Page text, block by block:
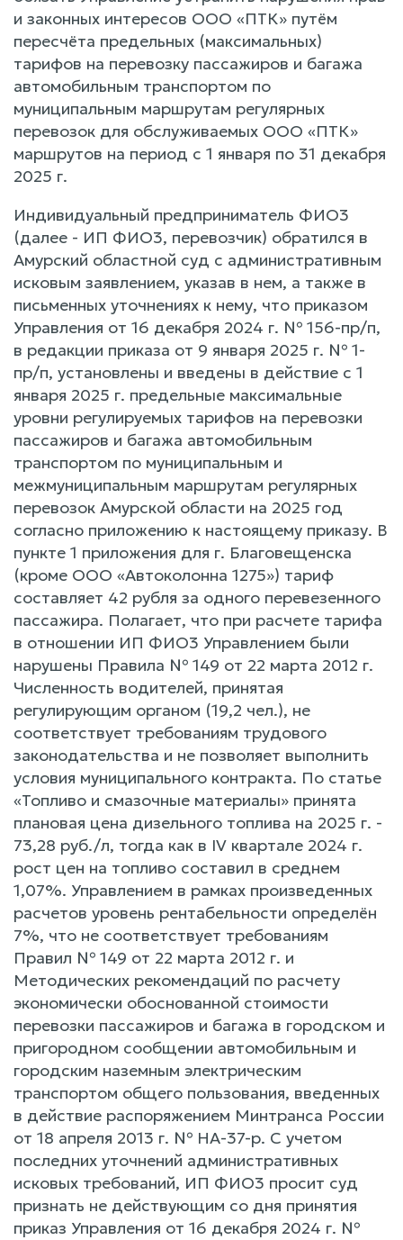
и законных интересов ООО «ПТК» путём
пересчёта предельных (максимальных)
тарифов на перевозку пассажиров и багажа
автомобильным транспортом по
муниципальным маршрутам регулярных
перевозок для обслуживаемых ООО «ПТК»
маршрутов на период c 1 января по 31 декабря
2025 г.
Индивидуальный предприниматель ФИО3
(далее - ИП ФИО3, перевозчик) обратился в
Амурский областной суд с административным
исковым заявлением, указав в нем, а также в
письменных уточнениях к нему, что приказом
Управления от 16 декабря 2024 г. № 156-пр/п,
в редакции приказа от 9 января 2025 г. № 1-
пр/п, установлены и введены в действие с 1
января 2025 г. предельные максимальные
уровни регулируемых тарифов на перевозки
пассажиров и багажа автомобильным
транспортом по муниципальным и
межмуниципальным маршрутам регулярных
перевозок Амурской области на 2025 год
согласно приложению к настоящему приказу. В
пункте 1 приложения для г. Благовещенска
(кроме ООО «Автоколонна 1275») тариф
составляет 42 рубля за одного перевезенного
пассажира. Полагает, что при расчете тарифа
в отношении ИП ФИО3 Управлением были
нарушены Правила № 149 от 22 марта 2012 г.
Численность водителей, принятая
регулирующим органом (19,2 чел.), не
соответствует требованиям трудового
законодательства и не позволяет выполнить
условия муниципального контракта. По статье
«Топливо и смазочные материалы» принята
плановая цена дизельного топлива на 2025 г. -
73,28 руб./л, тогда как в IV квартале 2024 г.
рост цен на топливо составил в среднем
1,07%. Управлением в рамках произведенных
расчетов уровень рентабельности определён
7%, что не соответствует требованиям
Правил № 149 от 22 марта 2012 г. и
Методических рекомендаций по расчету
экономически обоснованной стоимости
перевозки пассажиров и багажа в городском и
пригородном сообщении автомобильным и
городским наземным электрическим
транспортом общего пользования, введенных
в действие распоряжением Минтранса России
от 18 апреля 2013 г. № НА-37-р. С учетом
последних уточнений административных
исковых требований, ИП ФИО3 просит суд
признать не действующим co дня принятия
приказ Управления от 16 декабря 2024 г. №